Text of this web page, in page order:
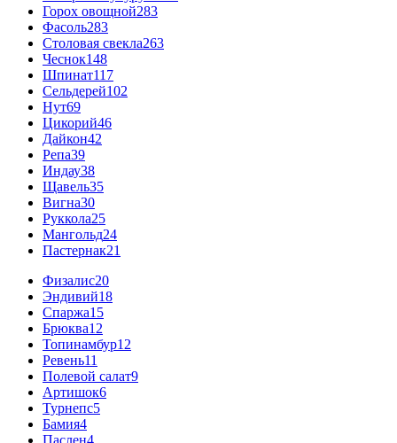
Горох овощной283
Фасоль283
Столовая свекла263
Чеснок148
Шпинат117
Сельдерей102
Нут69
Цикорий46
Дайкон42
Репа39
Индау38
Щавель35
Вигна30
Руккола25
Мангольд24
Пастернак21
Физалис20
Эндивий18
Спаржа15
Брюква12
Топинамбур12
Ревень11
Полевой салат9
Артишок6
Турнепс5
Бамия4